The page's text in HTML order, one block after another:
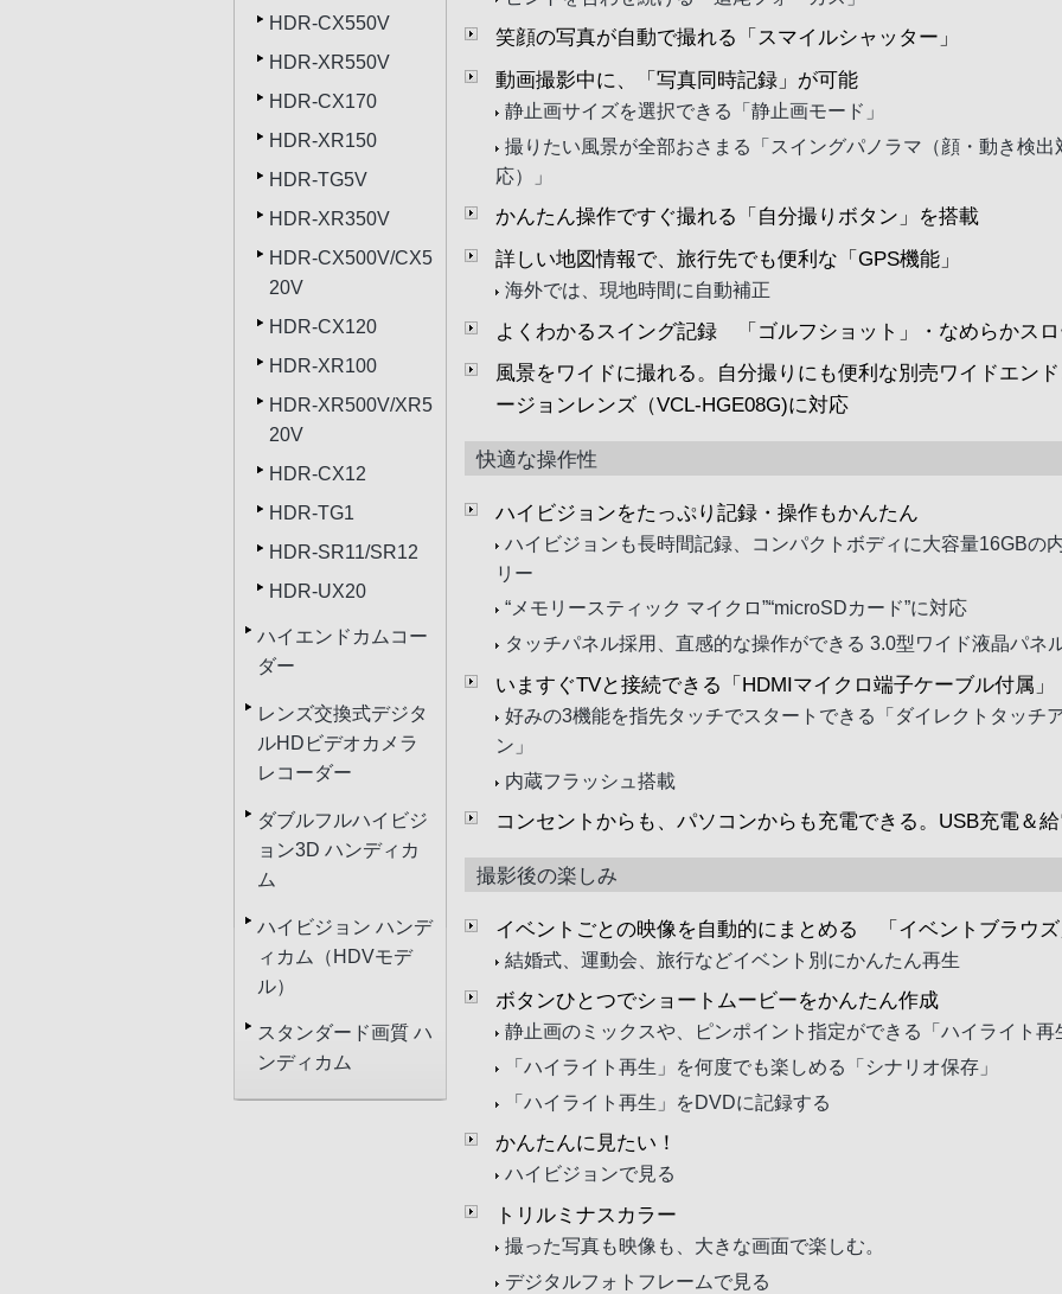
HDR-CX550V
HDR-XR550V
HDR-CX170
HDR-XR150
HDR-TG5V
HDR-XR350V
HDR-CX500V/CX5
20V
HDR-CX120
HDR-XR100
HDR-XR500V/XR5
20V
HDR-CX12
HDR-TG1
HDR-SR11/SR12
HDR-UX20
ハイエンドカムコー
ダー
レンズ交換式デジタ
ルHDビデオカメラ
レコーダー
ダブルフルハイビジ
ョン3D ハンディカ
ム
ハイビジョン ハンデ
ィカム（HDVモデ
ル）
スタンダード画質 ハ
ンディカム
笑顔の写真が自動で撮れる「スマイルシャッター」
動画撮影中に、「写真同時記録」が可能
静止画サイズを選択できる「静止画モード」
撮りたい風景が全部おさまる「スイングパノラマ（顔・動き検出
応）」
かんたん操作ですぐ撮れる「自分撮りボタン」を搭載
詳しい地図情報で、旅行先でも便利な「GPS機能」
海外では、現地時間に自動補正
よくわかるスイング記録 「ゴルフショット」・なめらかス
風景をワイドに撮れる。自分撮りにも便利な別売ワイドエン
ージョンレンズ（VCL-HGE08G)に対応
快適な操作性
ハイビジョンをたっぷり記録・操作もかんたん
ハイビジョンも長時間記録、コンパクトボディに大容量16GBの
リー
“メモリースティック マイクロ”“microSDカード”に対応
タッチパネル採用、直感的な操作ができる 3.0型ワイド液晶パネ
いますぐTVと接続できる「HDMIマイクロ端子ケーブル付属」
好みの3機能を指先タッチでスタートできる「ダイレクトタッチ
ン」
内蔵フラッシュ搭載
コンセントからも、パソコンからも充電できる。USB充電＆
撮影後の楽しみ
イベントごとの映像を自動的にまとめる 「イベントブラウズ
結婚式、運動会、旅行などイベント別にかんたん再生
ボタンひとつでショートムービーをかんたん作成
静止画のミックスや、ピンポイント指定ができる「ハイライト再
「ハイライト再生」を何度でも楽しめる「シナリオ保存」
「ハイライト再生」をDVDに記録する
かんたんに見たい！
ハイビジョンで見る
トリルミナスカラー
撮った写真も映像も、大きな画面で楽しむ。
デジタルフォトフレームで見る